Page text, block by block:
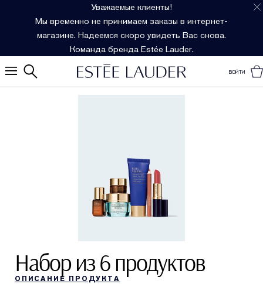
Уважаемые клиенты!
Мы временно не принимаем заказы в интернет-
магазине. Надеемся скоро увидеть Вас снова.
Команда бренда Estée Lauder.
ВОЙТИ
Набор из 6 продуктов
ОПИСАНИЕ ПРОДУКТА